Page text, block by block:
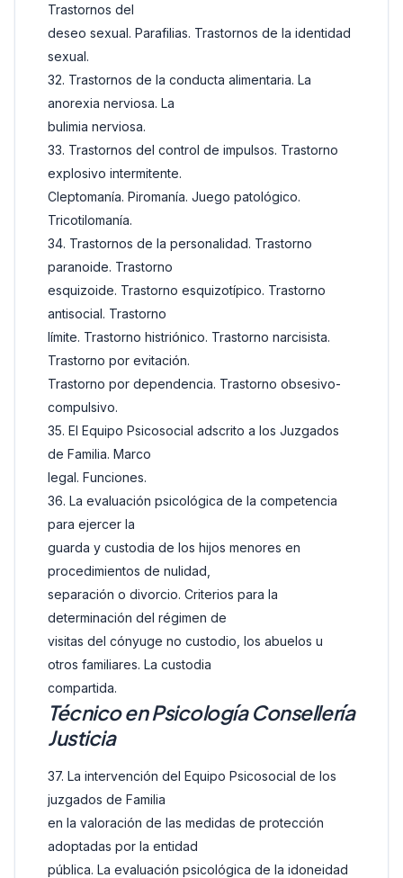
Trastornos del
deseo sexual. Parafilias. Trastornos de la identidad
sexual.
32. Trastornos de la conducta alimentaria. La
anorexia nerviosa. La
bulimia nerviosa.
33. Trastornos del control de impulsos. Trastorno
explosivo intermitente.
Cleptomanía. Piromanía. Juego patológico.
Tricotilomanía.
34. Trastornos de la personalidad. Trastorno
paranoide. Trastorno
esquizoide. Trastorno esquizotípico. Trastorno
antisocial. Trastorno
límite. Trastorno histriónico. Trastorno narcisista.
Trastorno por evitación.
Trastorno por dependencia. Trastorno obsesivo-
compulsivo.
35. El Equipo Psicosocial adscrito a los Juzgados
de Familia. Marco
legal. Funciones.
36. La evaluación psicológica de la competencia
para ejercer la
guarda y custodia de los hijos menores en
procedimientos de nulidad,
separación o divorcio. Criterios para la
determinación del régimen de
visitas del cónyuge no custodio, los abuelos u
otros familiares. La custodia
compartida.
Técnico en Psicología Consellería
Justicia
37. La intervención del Equipo Psicosocial de los
juzgados de Familia
en la valoración de las medidas de protección
adoptadas por la entidad
pública. La evaluación psicológica de la idoneidad